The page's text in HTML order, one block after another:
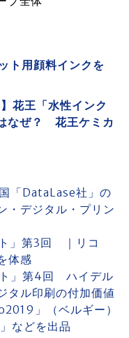
ト用顔料インクを
花王「水性インク
なぜ？ 花王ケミカ
「DataLase社」の
デジタル・プリン
」第3回 ｜リコ
体感
」第4回 ハイデル
ル印刷の付加価値
」（ベルギー）
などを出品